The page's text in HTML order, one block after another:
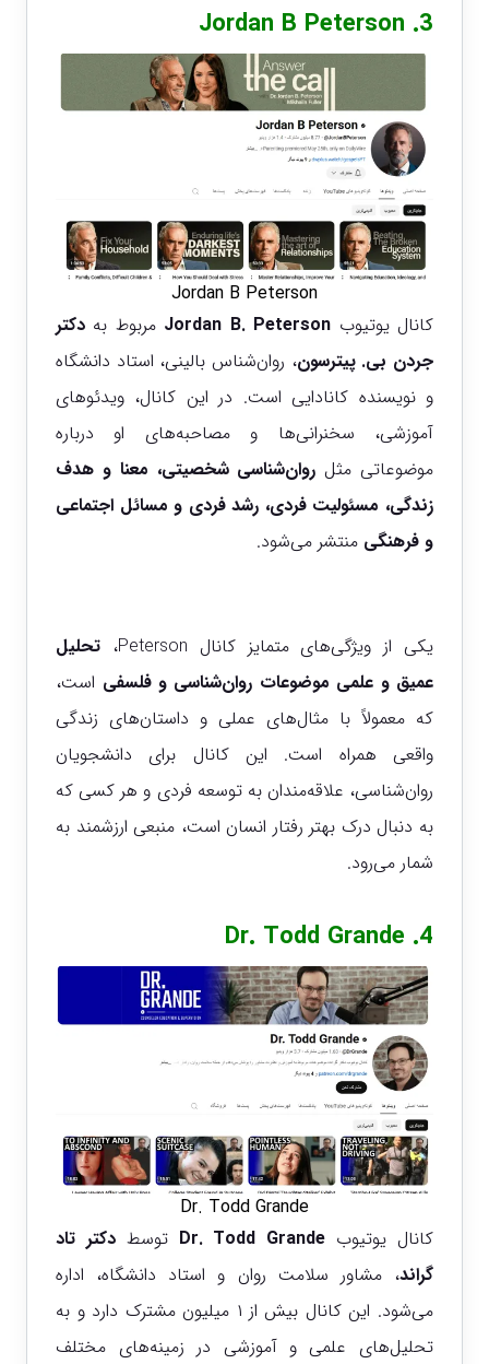
3.
Jordan B Peterson
Jordan B Peterson
کانال یوتیوب Jordan B. Peterson مربوط به دکتر
جردن بی. پیترسون، روان‌شناس بالینی، استاد دانشگاه
و نویسنده کانادایی است. در این کانال، ویدئوهای
آموزشی، سخنرانی‌ها و مصاحبه‌های او درباره
موضوعاتی مثل روان‌شناسی شخصیتی، معنا و هدف
زندگی، مسئولیت فردی، رشد فردی و مسائل اجتماعی
و فرهنگی منتشر می‌شود.
یکی از ویژگی‌های متمایز کانال Peterson،
تحلیل
عمیق و علمی موضوعات روان‌شناسی و فلسفی است،
که معمولاً با مثال‌های عملی و داستان‌های زندگی
واقعی همراه است. این کانال برای دانشجویان
روان‌شناسی، علاقه‌مندان به توسعه فردی و هر کسی که
به دنبال درک بهتر رفتار انسان است، منبعی ارزشمند به
شمار می‌رود.
4.
Dr. Todd Grande
Dr. Todd Grande
کانال یوتیوب Dr. Todd Grande توسطدکتر تاد
گراند، مشاور سلامت روان و استاد دانشگاه، اداره
می‌شود. این کانال بیش از ۱ میلیون مشترک دارد و به
تحلیل‌های علمی و آموزشی در زمینه‌های مختلف